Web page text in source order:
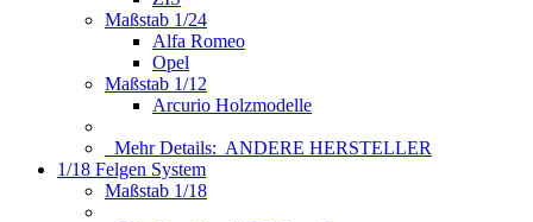
Maßstab 1/24
Alfa Romeo
Opel
Maßstab 1/12
Arcurio Holzmodelle
Mehr Details: ANDERE HERSTELLER
1/18 Felgen System
Maßstab 1/18